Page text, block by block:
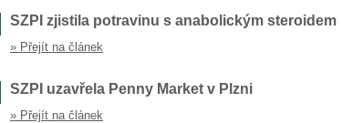
SZPI zjistila potravinu s anabolickým steroidem
» Přejít na článek
SZPI uzavřela Penny Market v Plzni
» Přejít na článek